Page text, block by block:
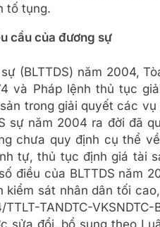
tố tụng.
cầu của đương sự
(BLTTDS) năm 2004,
và Pháp lệnh thủ tục
trong giải quyết các
sự năm 2004 ra đời đã
chưa quy định cụ thể
tự, thủ tục định giá tài
điều của BLTTDS năm
sát nhân dân tối
TANDTC-VKSNDTC-